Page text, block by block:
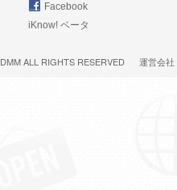
Facebook
iKnow! ベータ
DMMALL RIGHTS RESERVED 運営会社